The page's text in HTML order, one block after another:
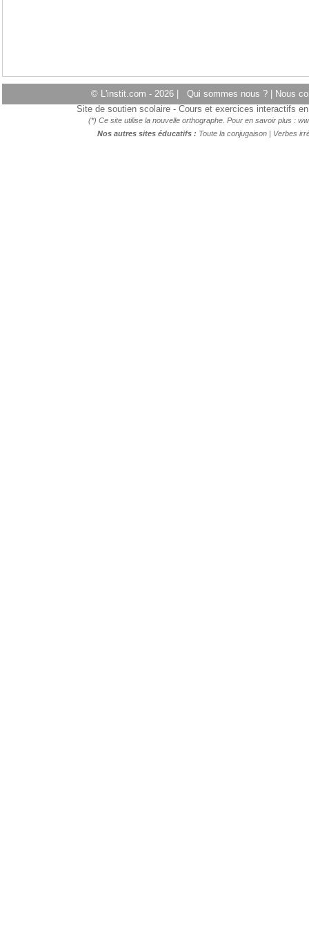
© L'instit.com - 2026 | Qui sommes nous ?
Nous
Site de soutien scolaire - Cours et exercices interactifs
(*) Ce site utilise la nouvelle orthographe. Pour en savoir plus :
Nos autres sites éducatifs : Toute la conjugaison| Verbes